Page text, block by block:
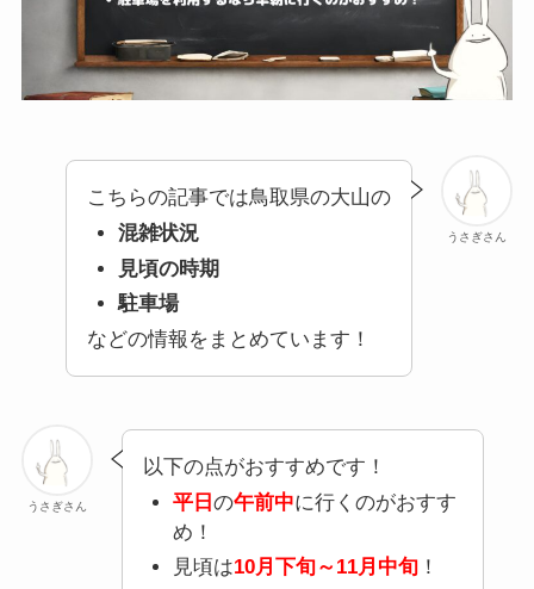
うさぎさん
こちらの記事では鳥取県の大山の
混雑状況
見頃の時期
駐車場
などの情報をまとめています！
うさぎさん
以下の点がおすすめです！
平日の午前中に行くのがおすす
め！
見頃は10月下旬～11月中旬 ！